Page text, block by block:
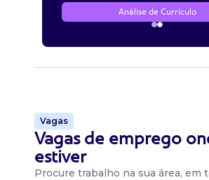
Análise de Currículo
Vagas
Vagas de emprego
estiver
Procure trabalho na sua área, em